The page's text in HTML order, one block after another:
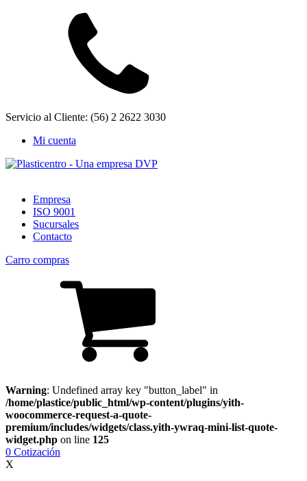
Servicio al Cliente: (56) 2 2622 3030
Mi cuenta
Empresa
ISO 9001
Sucursales
Contacto
Carro compras
Warning: Undefined array key "button_label" in
/home/plastice/public_html/wp-content/plugins/yith-
woocommerce-request-a-quote-
premium/includes/widgets/class.yith-ywraq-mini-list-quote-
widget.php on line 125
0 Cotización
X